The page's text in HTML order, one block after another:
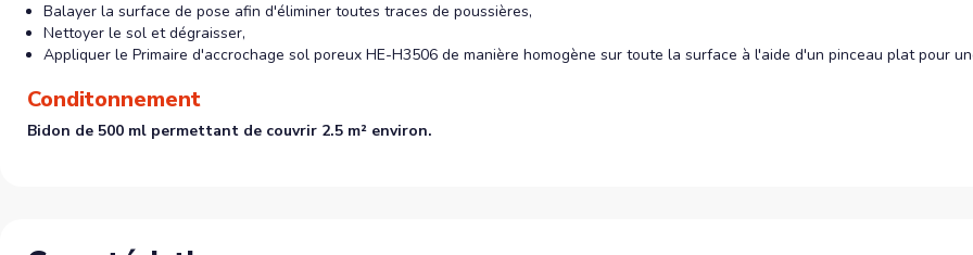
Balayer la surface de pose afin d'éliminer toutes traces de poussières,
Nettoyer le sol et dégraisser,
Appliquer le Primaire d'accrochage sol poreux HE-H3506 de manière homogène sur toute la surface à l'aide d'un pinceau plat pour
Conditonnement
Bidon de 500 ml permettant de couvrir 2.5 m² environ.